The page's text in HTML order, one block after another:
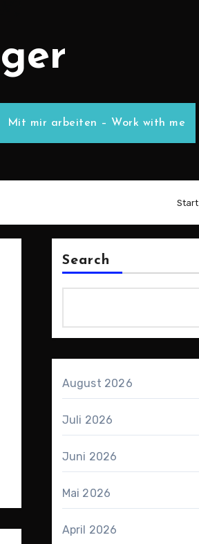
Mit mir arbeiten – Work with me
Start
Search
August 2026
Juli 2026
Juni 2026
Mai 2026
April 2026